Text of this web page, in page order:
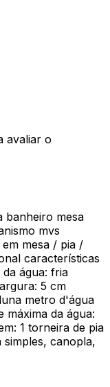
avaliar o
banheiro mesa
mvs
mesa / pia /
características
água: fria
5 cm
metro d'água
máxima da água:
1 torneira de pia
canopla,